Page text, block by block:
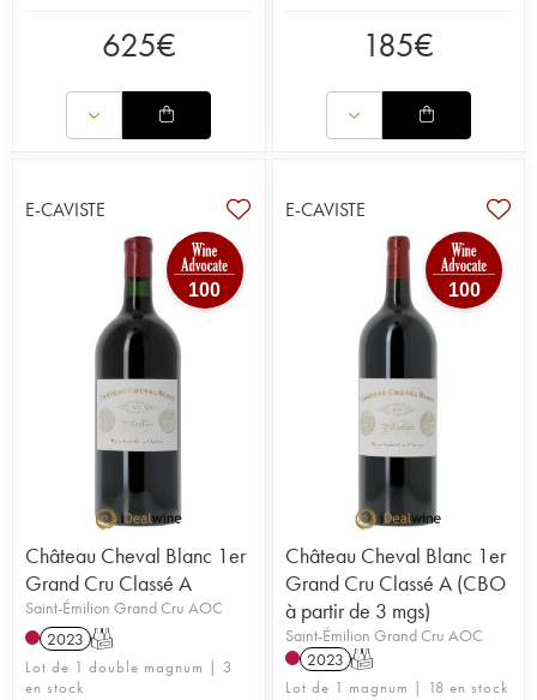
625€ 185€
E-CAVISTE
100
Château Cheval Blanc 1er
Grand Cru Classé A
Saint-Émilion Grand Cru AOC
2023 T
Lot de 1 double magnum | 3
en stock
E-CAVISTE
100
Château Cheval Blanc 1er
Grand Cru Classé A (CBO
à partir de 3 mgs)
Saint-Émilion Grand Cru AOC
2023 T
Lot de 1 magnum | 18 en stock